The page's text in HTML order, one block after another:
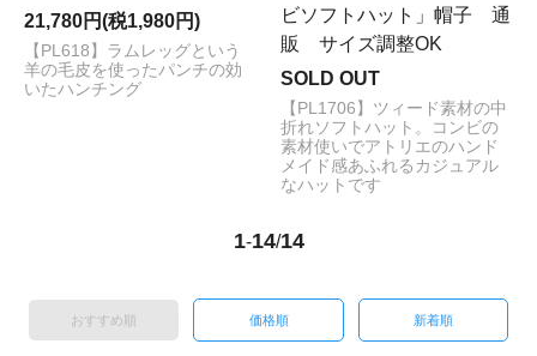
21,780円(税1,980円)
【PL618】ラムレッグという
羊の毛皮を使ったパンチの効
いたハンチング
ビソフトハット」帽子 通
販 サイズ調整OK
SOLD OUT
【PL1706】ツィード素材の中
折れソフトハット。コンビの
素材使いでアトリエのハンド
メイド感あふれるカジュアル
なハットです
1-14/14
おすすめ順 価格順 新着順